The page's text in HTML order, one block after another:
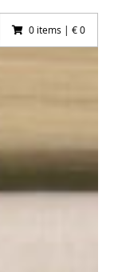
0 items | € 0